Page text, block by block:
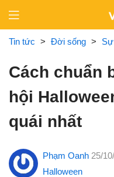
content
Tin tức > Đời sống >
Cách chuẩn
hội
quái nhất
Phạm Oanh 25/
Halloween